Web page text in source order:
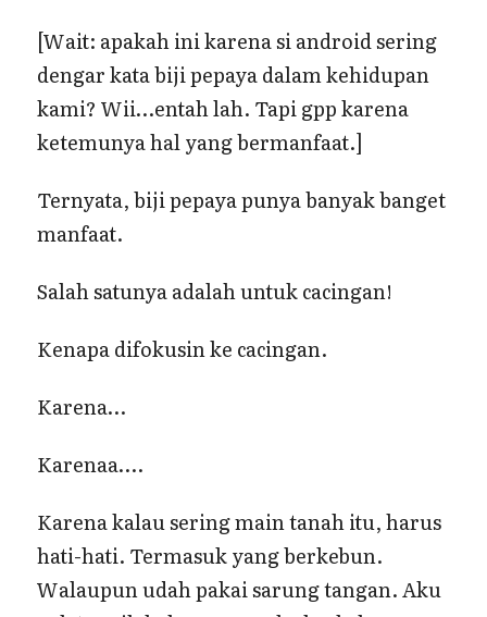
[Wait: apakah ini karena si android sering
dengar kata biji pepaya dalam kehidupan
kami? Wii…entah lah. Tapi gpp karena
ketemunya hal yang bermanfaat.]
Ternyata, biji pepaya punya banyak banget
manfaat.
Salah satunya adalah untuk cacingan!
Kenapa difokusin ke cacingan.
Karena…
Karenaa….
Karena kalau sering main tanah itu, harus
hati-hati. Termasuk yang berkebun.
Walaupun udah pakai sarung tangan. Aku